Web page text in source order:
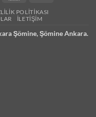
POLITIKASI
İLETIŞIM
Şömine, Şömine Ankara.